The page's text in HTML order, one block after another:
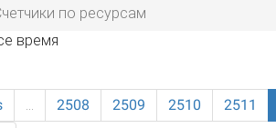
по ресурсам
время
… 2508 2509 2510 2511